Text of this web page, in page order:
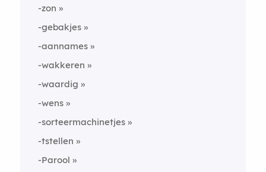
-zon
-gebakjes
-aannames
-wakkeren
-waardig
-wens
-sorteermachinetjes
-tstellen
-Parool